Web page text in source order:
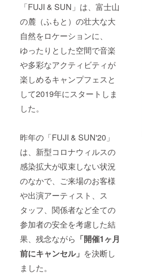
「FUJI & SUN」は、富士山
の麓（ふもと）の壮大な大
自然をロケーションに、
ゆったりとした空間で音楽
や多彩なアクティビティが
楽しめるキャンプフェスと
して2019年にスタートしま
した。
昨年の「FUJI & SUN'20」
は、新型コロナウィルスの
感染拡大が収束しない状況
のなかで、ご来場のお客様
や出演アーティスト、ス
タッフ、関係者など全ての
参加者の安全を考慮した結
果、残念ながら 「開催1ヶ月
前にキャンセル」 を決断し
ました。